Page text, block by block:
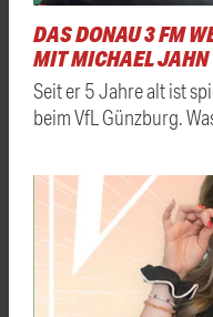
DAS DONAU 3 FM
MIT MICHAEL JAHN
Seit er 5 Jahre alt ist
beim VfL Günzburg.